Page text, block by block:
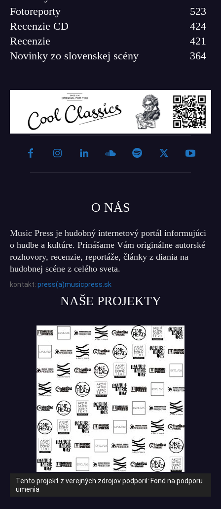
Fotoreporty
523
Recenzie CD
424
Recenzie
421
Novinky zo slovenskej scény
364
O NÁS
Music Press je hudobný internetový portál informujúci
o hudbe a kultúre. Prinášame Vám originálne autorské
rozhovory, recenzie, reportáže, články z diania na
hudobnej scéne z celého sveta.
kontakt: press(a)musicpress.sk
NAŠE PROJEKTY
Tento projekt z verejných zdrojov podporil: Fond na podporu
umenia